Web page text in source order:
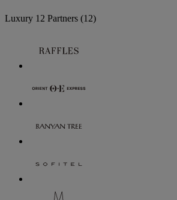
Luxury 12 Partners (12)